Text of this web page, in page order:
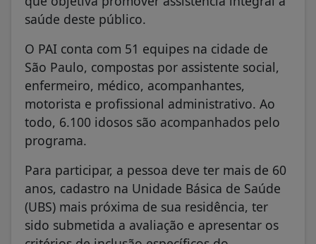
O PAI conta com 51 equipes na cidade de
enfermeiro, médico, acompanhantes,
motorista e profissional administrativo. Ao
todo, 6.100 idosos são acompanhados pelo
programa.
Para participar, a pessoa deve ter mais de 60
(UBS) mais próxima de sua residência, ter
sido submetida a avaliação e apresentar os
critérios de inclusão específicos do
programa.